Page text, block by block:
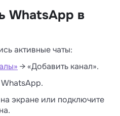
визитки, где
номер.
код, который
WhatsApp в
активные чаты:
→ «Добавить канал».
экране или подключите